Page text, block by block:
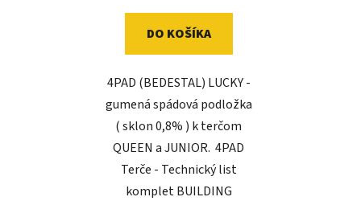
DO KOŠÍKA
4PAD (BEDESTAL) LUCKY -
gumená spádová podložka
( sklon 0,8% ) k terčom
QUEEN a JUNIOR. 4PAD
Terče - Technický list
komplet BUILDING